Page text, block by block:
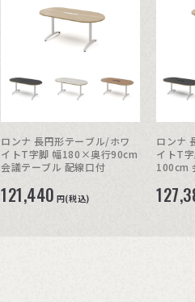
ロンナ 長円形テーブル/ホワ
イトT字脚 幅180×奥行90cm
会議テーブル 配線口付
121,440 円(税込)
ロンナ
イトT
100cm